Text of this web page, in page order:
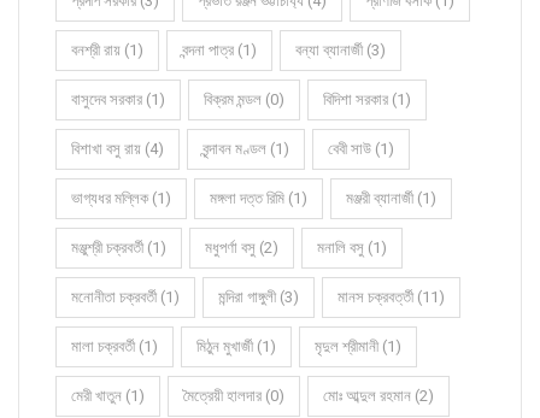
বনশ্রী রায় (1) বন্দনা পাত্র (1) বন্যা ব্যানার্জী (3)
বাসুদেব সরকার (1) বিক্রম মন্ডল (0) বিদিশা সরকার (1)
বিশাখা বসু রায় (4) বৃন্দাবন মণ্ডল (1) বেবী সাউ (1)
ভাগ্যধর মল্লিক (1) মঙ্গলা দত্ত রিমি (1) মঞ্জরী ব্যানার্জী (1)
মঞ্জুশ্রী চক্রবর্তী (1) মধুপর্ণা বসু (2) মনালি বসু (1)
মনোনীতা চক্রবর্তী (1) মন্দিরা গাঙ্গুলী (3) মানস চক্রবর্ত্তী (11)
মালা চক্রবর্তী (1) মিঠুন মুখার্জী (1) মৃদুল শ্রীমানী (1)
মেরী খাতুন (1) মৈত্রেয়ী হালদার (0) মোঃ আব্দুল রহমান (2)